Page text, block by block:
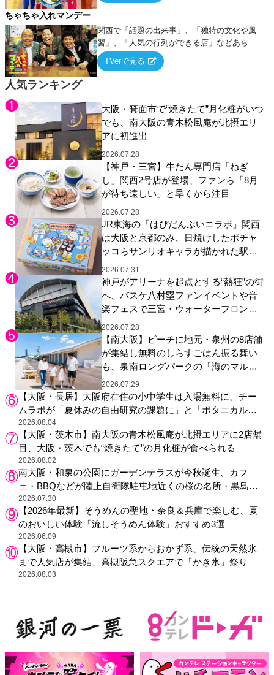
人気ランキング
大阪・箕面市で“焼きたて”月化粧がいつ
でも、南大阪の青木松風庵が北摂エリ
アに初進出
2026.07.28
【神戸・三宮】牛たん専門店「ねぎ
し」関西2号店が登場、ファンら「8月
が待ち遠しい」と早くから注目
2026.07.28
JR東海の「はぴだんぶいコラボ」関西
は大阪と京都のみ、日焼けしたポチャ
ッコらサンリオキャラが描かれた駅弁
やグッズが登場
2026.07.31
神戸がアリーナを起点とする“熱狂”の街
へ、バスケ八村塁ファンイベントや音
楽フェスで三宮・ウォーターフロント
を活性化
2026.07.28
【南大阪】ビーチに地元・泉州の8店舗
が集結し無料のしらすごはん振る舞い
も、泉南ロングパークの「海のマルシ
ェ」がリニューアル！
2026.07.29
【大阪・長居】大阪府在住の小中学生は入場無料に、チー
ムラボが「夏休みの自由研究の課題に」と「ボタニカルガ
ーデン 大阪」へ招待
2026.08.04
【大阪・茨木市】南大阪の青木松風庵が北摂エリアに2店舗
目、大阪・茨木でも“焼きたて”の月化粧が食べられる
2026.08.02
南大阪・和泉の公園にガーデンテラスが今秋誕生、カフ
ェ・BBQなどが陸上自衛隊駐屯地近くの桜の名所・黒鳥山
公園に
2026.07.30
【2026年最新】そうめんの聖地・奈良＆兵庫で楽しむ、夏
のおいしい体験「流しそうめん体験」おすすめ3選
2026.06.09
【大阪・高槻市】フルーツ系からおかず系、伝統の天然氷
まで人気店が集結、高槻阪急スクエアで「かき氷」祭り
2026.08.03
ちゃちゃ入れマンデー
関西で「話題の出来事」、「独特の文化や風
習」、「人気の行列ができる店」などあらゆ
るテーマについて好き放題にちゃちゃを入れ
ていく関西色を前面に押し出したトークバラ
TVerで見る